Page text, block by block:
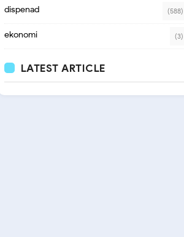
dispenad (588)
ekonomi (3)
LATEST ARTICLE